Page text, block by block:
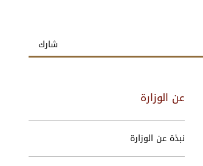
شارك
عن الوزارة
نبذة عن الوزارة